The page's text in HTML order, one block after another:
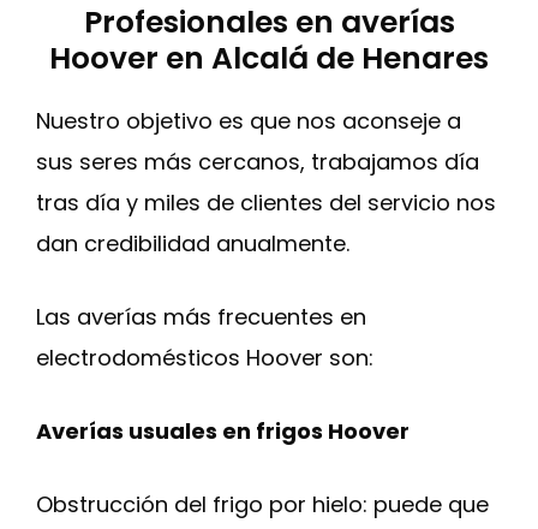
Profesionales en averías
Hoover en Alcalá de Henares
Nuestro objetivo es que nos aconseje a
sus seres más cercanos, trabajamos día
tras día y miles de clientes del servicio nos
dan credibilidad anualmente.
Las averías más frecuentes en
electrodomésticos Hoover son:
Averías usuales en frigos Hoover
Obstrucción del frigo por hielo: puede que